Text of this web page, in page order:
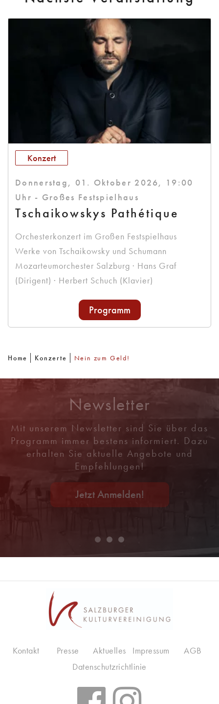
Konzert
Donnerstag, 01. Oktober 2026, 19:00
Uhr - Großes Festspielhaus
Tschaikowskys Pathétique
Orchesterkonzert im Großen Festspielhaus
Werke von Tschaikowsky und Schumann
Mozarteumorchester Salzburg · Hans Graf
(Dirigent) · Herbert Schuch (Klavier)
Programm
Home Konzerte Nein zum Geld!
Newsletter
Mit unserem Newsletter sind Sie über das
Programm immer bestens informiert. Dazu
erhalten Sie aktuelle Angebote und
Empfehlungen!
Jetzt Anmelden!
Kontakt Presse Aktuelles Impressum
AGB
Datenschutzrichtlinie